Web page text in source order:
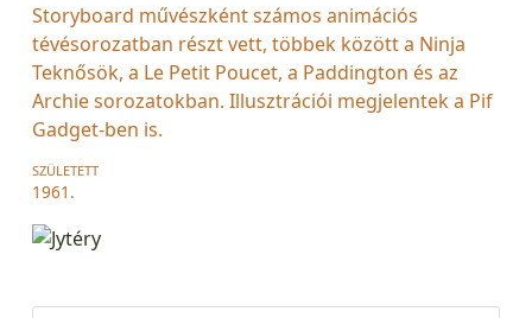
Storyboard művészként számos animációs
tévésorozatban részt vett, többek között a Ninja
Teknősök, a Le Petit Poucet, a Paddington és az
Archie sorozatokban. Illusztrációi megjelentek a Pif
Gadget-ben is.
SZÜLETETT
1961.